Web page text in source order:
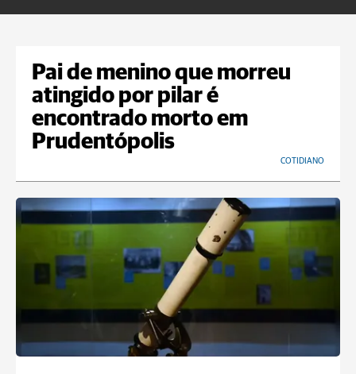
Pai de menino que morreu
atingido por pilar é
encontrado morto em
Prudentópolis
COTIDIANO